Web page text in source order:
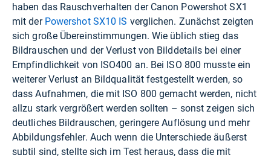
haben das Rauschverhalten der Canon Powershot SX1
mit der Powershot SX10 IS verglichen. Zunächst zeigten
sich große Übereinstimmungen. Wie üblich stieg das
Bildrauschen und der Verlust von Bilddetails bei einer
Empfindlichkeit von ISO400 an. Bei ISO 800 musste ein
weiterer Verlust an Bildqualität festgestellt werden, so
dass Aufnahmen, die mit ISO 800 gemacht werden, nicht
allzu stark vergrößert werden sollten – sonst zeigen sich
deutliches Bildrauschen, geringere Auflösung und mehr
Abbildungsfehler. Auch wenn die Unterschiede äußerst
subtil sind, stellte sich im Test heraus, dass die mit